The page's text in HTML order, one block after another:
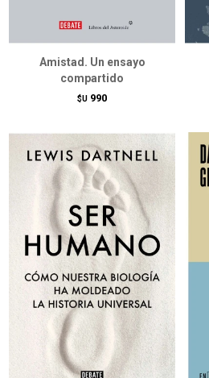
Amistad. Un ensayo
compartido
$U 990